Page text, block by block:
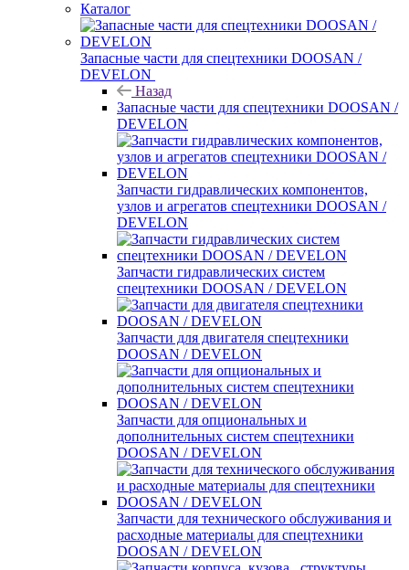
Каталог
Запасные части для спецтехники DOOSAN /
DEVELON
Назад
Запасные части для спецтехники DOOSAN /
DEVELON
Запчасти гидравлических компонентов,
узлов и агрегатов спецтехники DOOSAN /
DEVELON
Запчасти гидравлических систем
спецтехники DOOSAN / DEVELON
Запчасти для двигателя спецтехники
DOOSAN / DEVELON
Запчасти для опциональных и
дополнительных систем спецтехники
DOOSAN / DEVELON
Запчасти для технического обслуживания и
расходные материалы для спецтехники
DOOSAN / DEVELON